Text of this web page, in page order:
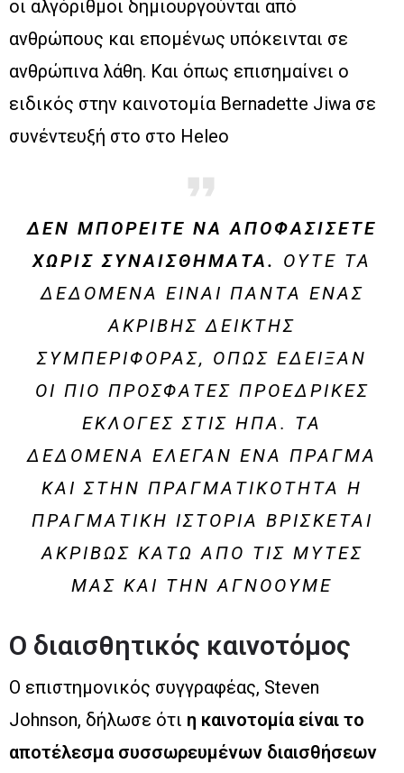
οι αλγόριθμοι δημιουργούνται από
ανθρώπους και επομένως υπόκεινται σε
ανθρώπινα λάθη. Και όπως επισημαίνει ο
ειδικός στην καινοτομία Bernadette Jiwa σε
συνέντευξή στο στο Heleo
ΔΕΝ ΜΠΟΡΕΊΤΕ ΝΑ ΑΠΟΦΑΣΊΣΕΤΕ
ΧΩΡΊΣ ΣΥΝΑΙΣΘΉΜΑΤΑ. ΟΎΤΕ ΤΑ
ΔΕΔΟΜΈΝΑ ΕΊΝΑΙ ΠΆΝΤΑ ΈΝΑΣ
ΑΚΡΙΒΉΣ ΔΕΊΚΤΗΣ
ΣΥΜΠΕΡΙΦΟΡΆΣ, ΌΠΩΣ ΈΔΕΙΞΑΝ
ΟΙ ΠΙΟ ΠΡΌΣΦΑΤΕΣ ΠΡΟΕΔΡΙΚΈΣ
ΕΚΛΟΓΈΣ ΣΤΙΣ ΗΠΑ. ΤΑ
ΔΕΔΟΜΈΝΑ ΈΛΕΓΑΝ ΈΝΑ ΠΡΆΓΜΑ
ΚΑΙ ΣΤΗΝ ΠΡΑΓΜΑΤΙΚΌΤΗΤΑ Η
ΠΡΑΓΜΑΤΙΚΉ ΙΣΤΟΡΊΑ ΒΡΊΣΚΕΤΑΙ
ΑΚΡΙΒΏΣ ΚΆΤΩ ΑΠΌ ΤΙΣ ΜΎΤΕΣ
ΜΑΣ ΚΑΙ ΤΗΝ ΑΓΝΟΟΎΜΕ
Ο διαισθητικός καινοτόμος
Ο επιστημονικός συγγραφέας, Steven
Johnson, δήλωσε ότι η καινοτομία είναι το
αποτέλεσμα συσσωρευμένων διαισθήσεων